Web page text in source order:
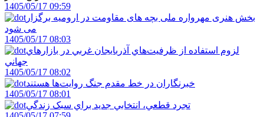
1405/05/17 09:59
بخش هنری مهرواره ملی بچه های مقاومت در ارومیه برگزار
می شود
1405/05/17 08:03
لزوم استفاده از ظرفيت‌هاي آذربايجان غربي در بازارهاي
جهاني
1405/05/17 08:02
خبرنگاران در خط مقدم جنگ روايت‌ها هستند
1405/05/17 08:01
تجرد قطعي، انتخابي جديد براي سبک زندگي